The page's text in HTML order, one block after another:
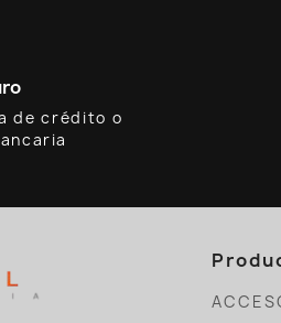
de crédito o